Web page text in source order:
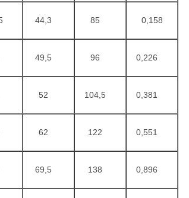
44,3 85 0,158
49,5 96 0,226
52 104,5 0,381
62 122 0,551
69,5 138 0,896